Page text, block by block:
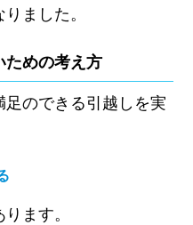
ました。
ための考え方
のできる引越しを実
ます。